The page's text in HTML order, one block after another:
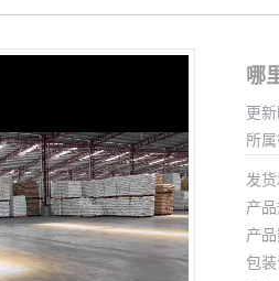
哪
更
所属
发
产
产
包